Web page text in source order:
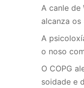
A canle de
alcanza
A
o noso
O COPG
soidade e